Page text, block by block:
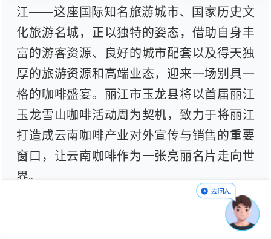
江——这座国际知名旅游城市、国家历史文
化旅游名城，正以独特的姿态，借助自身丰
富的游客资源、良好的城市配套以及得天独
厚的旅游资源和高端业态，迎来一场别具一
格的咖啡盛宴。丽江市玉龙县将以首届丽江
玉龙雪山咖啡活动周为契机，致力于将丽江
打造成云南咖啡产业对外宣传与销售的重要
窗口，让云南咖啡作为一张亮丽名片走向世
界。